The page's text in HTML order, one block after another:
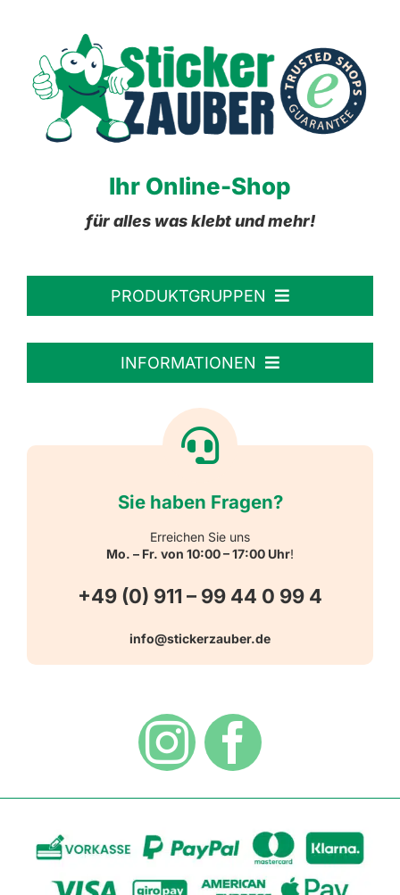
Ihr Online-Shop
für alles was klebt und mehr!
PRODUKTGRUPPEN
Personalisierte Aufkleber
Reflektierende Aufkleber
Warn-, Gebots-, Verbots- und
Hinweisaufkleber
INFORMATIONEN
Versandarten
Widerrufsbelehrung
AGB
Sie haben Fragen?
Erreichen Sie uns
Mo. – Fr. von 10:00 – 17:00 Uhr!
+49 (0) 911 – 99 44 0 99 4
info@stickerzauber.de